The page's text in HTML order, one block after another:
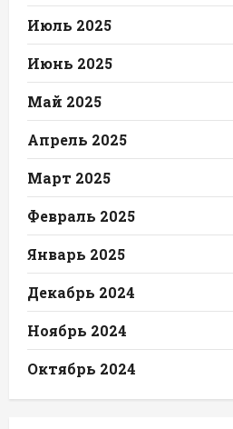
Июль 2025
Июнь 2025
Май 2025
Апрель 2025
Март 2025
Февраль 2025
Январь 2025
Декабрь 2024
Ноябрь 2024
Октябрь 2024